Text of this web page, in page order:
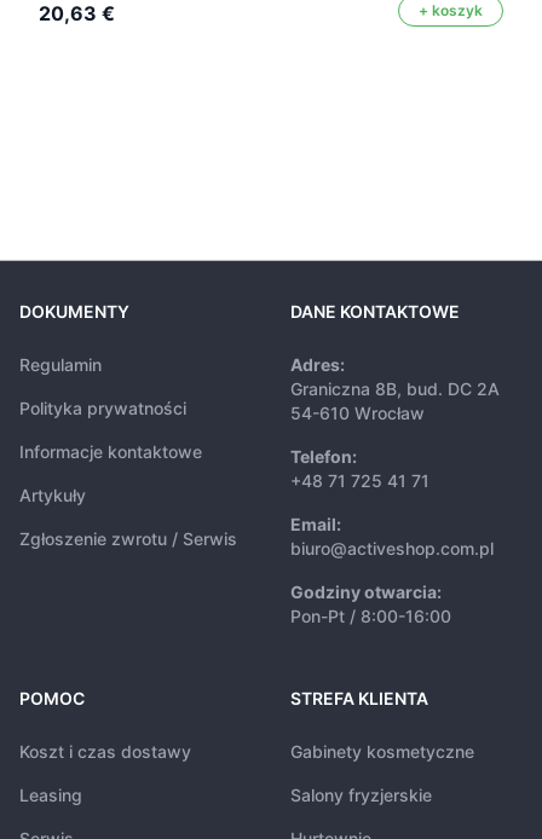
20,63 € + koszyk
DOKUMENTY
Regulamin
Polityka prywatności
Informacje kontaktowe
Artykuły
Zgłoszenie zwrotu / Serwis
DANE KONTAKTOWE
Adres:
Graniczna 8B, bud. DC 2A
54-610 Wrocław
Telefon:
+48 71 725 41 71
Email:
biuro@activeshop.com.pl
Godziny otwarcia:
Pon-Pt / 8:00-16:00
POMOC
Koszt i czas dostawy
Leasing
STREFA KLIENTA
Gabinety kosmetyczne
Salony fryzjerskie